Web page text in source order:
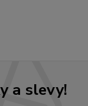
a slevy!